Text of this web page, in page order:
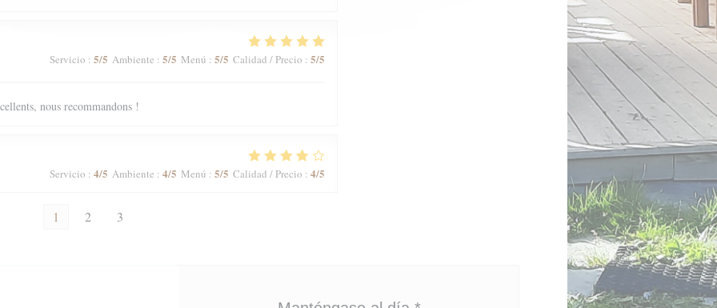
Servicio : 5/5 Ambiente : 5/5 Menú : 5/5 Calidad / Precio : 5/5
nous recommandons !
Servicio : 4/5 Ambiente : 4/5 Menú : 5/5 Calidad / Precio : 4/5
1 2 3